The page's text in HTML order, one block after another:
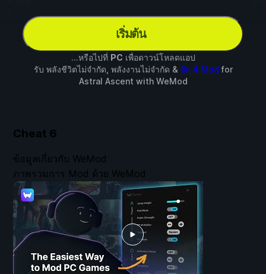
เริ่มต้น
...หรือไปที่ PC เพื่อดาวน์โหลดแอป
รับ พลังชีวิตไม่จำกัด, พลังงานไม่จำกัด & อีก 4 Mod for
Astral Ascent with WeMod
Cheat 6
ข้อมูลเกี่ยวกับ WeMod
ภาพรวมการ Mod ด้วย WeMod